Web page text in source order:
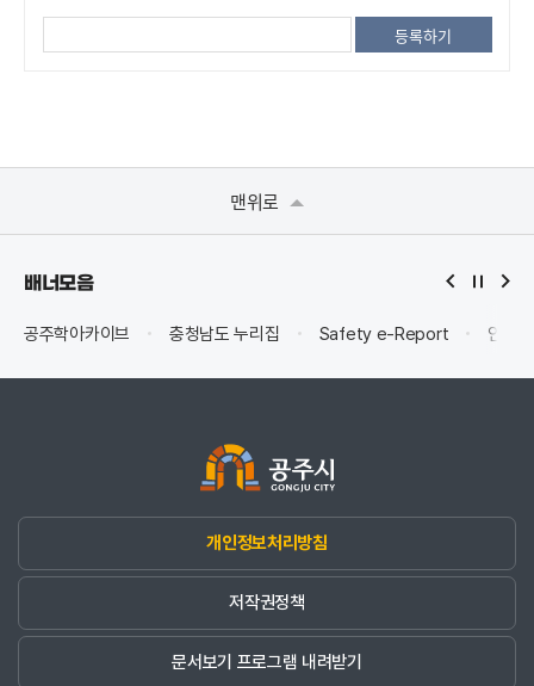
맨위로
배너모음
공주학아카이브 충청남도 누리집 Safety e-Report 안전
개인정보처리방침
저작권정책
문서보기 프로그램 내려받기